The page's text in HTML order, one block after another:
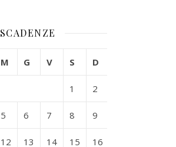
SCADENZE
M G V S D
1 2
5 6 7 8 9
12 13 14 15 16